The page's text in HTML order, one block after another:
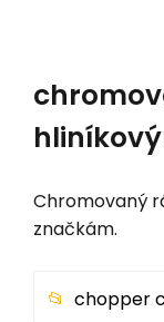
Chromovaný
značkám.
chopper